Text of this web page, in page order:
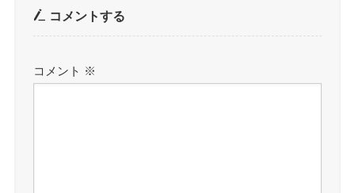
コメントする
コメント ※